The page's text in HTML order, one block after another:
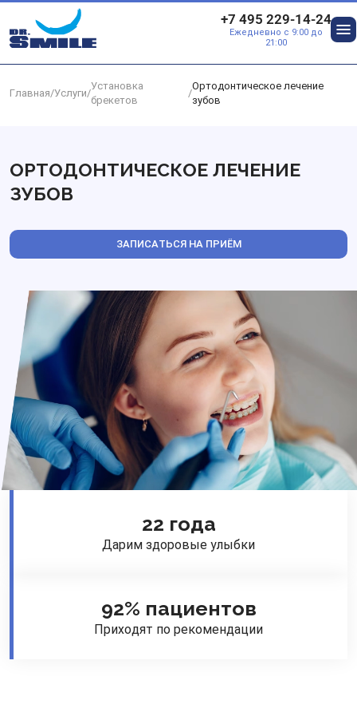
Перейти к основному контенту
+7 495 229-14-24
Ежедневно с 9:00 до
21:00
Главная/Услуги/
Установка
брекетов
/
Ортодонтическое лечение
зубов
ОРТОДОНТИЧЕСКОЕ ЛЕЧЕНИЕ
ЗУБОВ
ЗАПИСАТЬСЯ НА ПРИЁМ
22 года
Дарим здоровые улыбки
92% пациентов
Приходят по рекомендации